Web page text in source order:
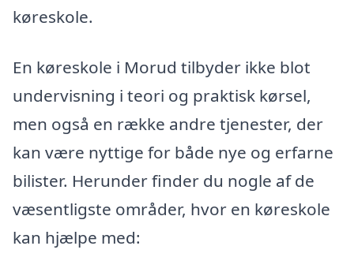
køreskole.
En køreskole i Morud tilbyder ikke blot
undervisning i teori og praktisk kørsel,
men også en række andre tjenester, der
kan være nyttige for både nye og erfarne
bilister. Herunder finder du nogle af de
væsentligste områder, hvor en køreskole
kan hjælpe med: